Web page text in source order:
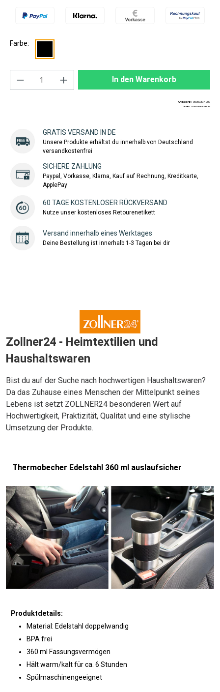
Farbe:
Produkt Anzahl: Gib den gewünschten
In den Warenkorb
Artikel-Nr.: 00000307-900
EAN: 4260408429384
GRATIS VERSAND IN DE
Unsere Produkte erhältst du innerhalb von Deutschland
versandkostenfrei
SICHERE ZAHLUNG
Paypal, Vorkasse, Klarna, Kauf auf Rechnung, Kreditkarte,
ApplePay
60 TAGE KOSTENLOSER RÜCKVERSAND
Nutze unser kostenloses Retourenetikett
Versand innerhalb eines Werktages
Deine Bestellung ist innerhalb 1-3 Tagen bei dir
Zollner24 - Heimtextilien und
Haushaltswaren
Bist du auf der Suche nach hochwertigen Haushaltswaren?
Da das Zuhause eines Menschen der Mittelpunkt seines
Lebens ist setzt ZOLLNER24 besonderen Wert auf
Hochwertigkeit, Praktizität, Qualität und eine stylische
Umsetzung der Produkte.
Thermobecher Edelstahl 360 ml auslaufsicher
Produktdetails:
Material: Edelstahl doppelwandig
BPA frei
360 ml Fassungsvermögen
Hält warm/kalt für ca. 6 Stunden
Spülmaschinengeeignet